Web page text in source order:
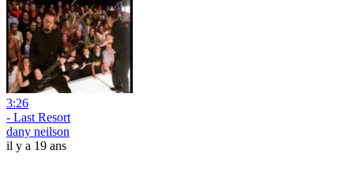
3:26
- Last Resort
dany neilson
il y a 19 ans